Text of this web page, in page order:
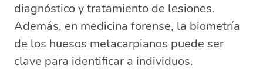
diagnóstico y tratamiento de lesiones.
Además, en medicina forense, la biometría
de los huesos metacarpianos puede ser
clave para identificar a individuos.